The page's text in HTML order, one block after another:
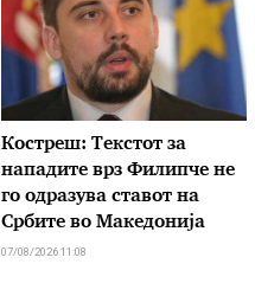
Костреш: Текстот за
нападите врз Филипче не
го одразува ставот на
Србите во Македонија
07/08/2026 11:08